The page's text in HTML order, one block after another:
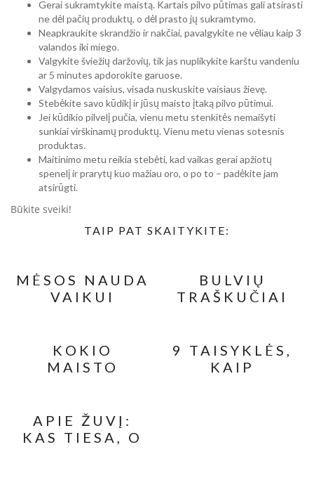
Gerai sukramtykite maistą. Kartais pilvo pūtimas gali atsirasti
ne dėl pačių produktų, o dėl prasto jų sukramtymo.
Neapkraukite skrandžio ir nakčiai, pavalgykite ne vėliau kaip 3
valandos iki miego.
Valgykite šviežių daržovių, tik jas nuplikykite karštu vandeniu
ar 5 minutes apdorokite garuose.
Valgydamos vaisius, visada nuskuskite vaisiaus žievę.
Stebėkite savo kūdikį ir jūsų maisto įtaką pilvo pūtimui.
Jei kūdikio pilvelį pučia, vienu metu stenkitės nemaišyti
sunkiai virškinamų produktų. Vienu metu vienas sotesnis
produktas.
Maitinimo metu reikia stebėti, kad vaikas gerai apžiotų
spenelį ir prarytų kuo mažiau oro, o po to – padėkite jam
atsirūgti.
Būkite sveiki!
TAIP PAT SKAITYKITE:
MĖSOS NAUDA
VAIKUI
BULVIŲ
TRAŠKUČIAI
GALITE
APSIGAUTI
KOKIO
MAISTO
BŪSIMAI
MAMAI? (2
9 TAISYKLĖS,
KAIP
APIE ŽUVĮ:
KAS TIESA, O